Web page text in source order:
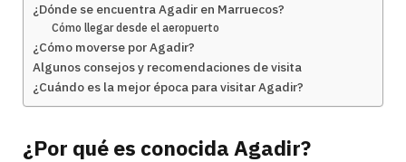
¿Dónde se encuentra Agadir en Marruecos?
Cómo llegar desde el aeropuerto
¿Cómo moverse por Agadir?
Algunos consejos y recomendaciones de visita
¿Cuándo es la mejor época para visitar Agadir?
¿Por qué es conocida Agadir?